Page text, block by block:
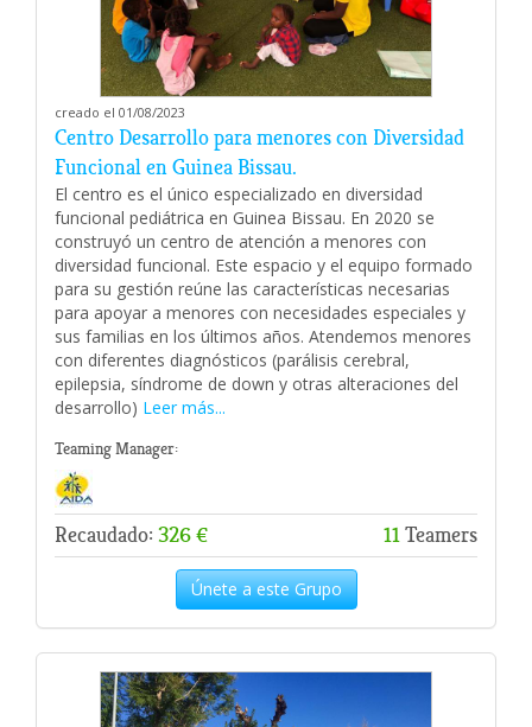
creado el 01/08/2023
Centro Desarrollo para menores con Diversidad
Funcional en Guinea Bissau.
El centro es el único especializado en diversidad
funcional pediátrica en Guinea Bissau. En 2020 se
construyó un centro de atención a menores con
diversidad funcional. Este espacio y el equipo formado
para su gestión reúne las características necesarias
para apoyar a menores con necesidades especiales y
sus familias en los últimos años. Atendemos menores
con diferentes diagnósticos (parálisis cerebral,
epilepsia, síndrome de down y otras alteraciones del
desarrollo) Leer más...
Teaming Manager:
Recaudado: 326 € 11Teamers
Únete a este Grupo